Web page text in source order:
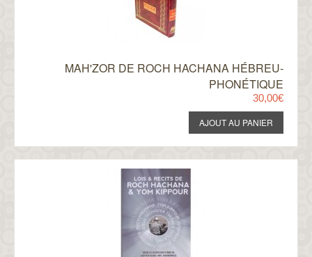
MAH'ZOR DE ROCH HACHANA HÉBREU-
PHONÉTIQUE
30,00€